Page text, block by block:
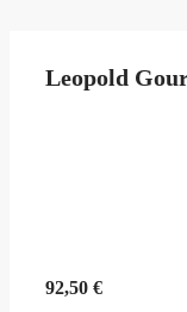
Leopold
92,50 €
Möchten Sie ein für